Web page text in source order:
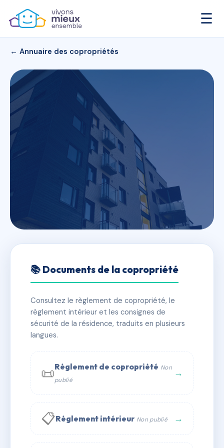
☰
← Annuaire des copropriétés
IMMEUBLE PIETRA SERENA
✓ Immatriculée 🏠 145 lots 🏗 4 bâtiment(s)
📞 Contacter Syndic Digital
📚 Documents de la copropriété
Consultez le règlement de copropriété, le
règlement intérieur et les consignes de
sécurité de la résidence, traduits en plusieurs
langues.
📜Règlement de copropriété Non
publié
→
📋Règlement intérieur Non publié →